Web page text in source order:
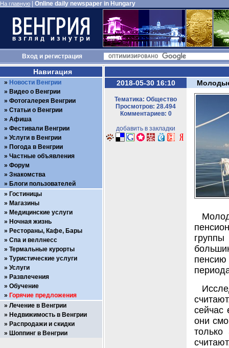
На главную Online daily newspaper in Hungary
Входи регистрация
2018-05-30 16:10
Тематика: Общество
Просмотров: 28.494
Комментариев: 0
добавить в закладки
сейчас
они
Навигация
Новости Венгрии
Видео о Венгрии
Фотогалерея Венгрии
Статьи о Венгрии
Афиша
Фестивали Венгрии
Услуги в Венгрии
Погода в Венгрии
Частные объявления
Форум
Знакомства
Блоги пользователей
Гостиницы
Магазины
Медицинские услуги
Ночная жизнь
Рестораны, Кафе, Бары
Спа и веллнесс
Термальные курорты
Туристические услуги
Услуги
Развлечения
Обучение
Горячие предложения
Лечение в Венгрии
Недвижимость в Венгрии
Распродажи и скидки
Шоппинг в Венгрии